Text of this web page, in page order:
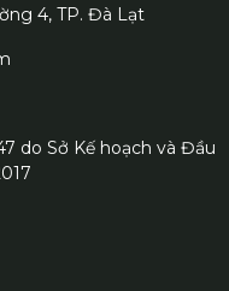
4, TP. Đà Lạt
do Sở Kế hoạch và Đầu